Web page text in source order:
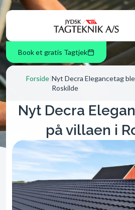
Book et gratis Tagtjek
Forside Nyt Decra Elegancetag
Roskilde
Nyt Decra
på villaen i